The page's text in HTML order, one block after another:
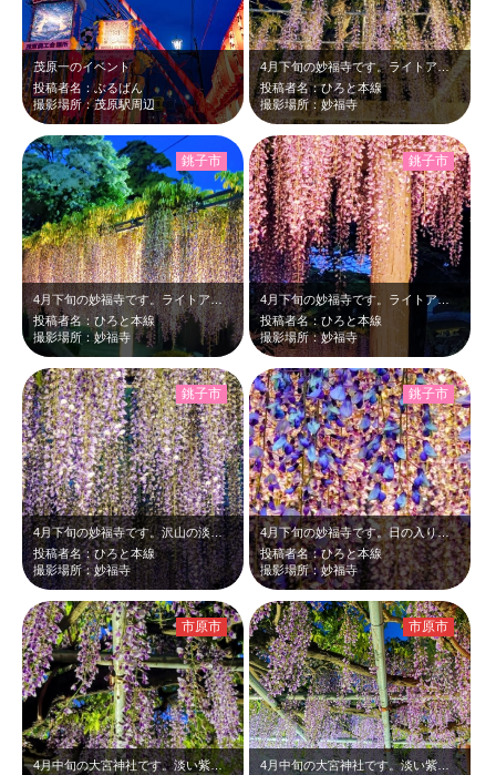
茂原一のイベント
投稿者名：ぶるばん
撮影場所：茂原駅周辺
4月下旬の妙福寺です。ライトアップされた淡い紫の藤の花が、幻想的だったので、ロ…
投稿者名：ひろと本線
撮影場所：妙福寺
4月下旬の妙福寺です。ライトアップされた淡い紫の藤が、日の入り後、青さの残る夜…
投稿者名：ひろと本線
撮影場所：妙福寺
銚子市
4月下旬の妙福寺です。ライトアップされた淡い紫の藤が日の入り後、青さの残る夜空…
投稿者名：ひろと本線
撮影場所：妙福寺
銚子市
4月下旬の妙福寺です。沢山の淡い紫の藤の花がライトアップされて幻想的でした。
投稿者名：ひろと本線
撮影場所：妙福寺
銚子市
4月下旬の妙福寺です。日の入り後、ライトアップされた藤が紫色に輝いて幻想的だっ…
投稿者名：ひろと本線
撮影場所：妙福寺
銚子市
4月中旬の大宮神社です。淡い紫の藤がライトアップされ、光り輝いて青さの増した夜…
市原市
4月中旬の大宮神社です。淡い紫の藤がライトアップされ、青さの残る夜空と新緑に映…
市原市